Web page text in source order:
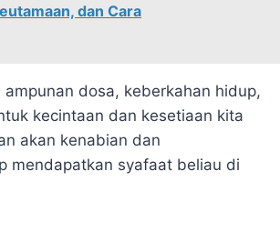
dan Cara
dosa, keberkahan hidup,
kecintaan dan kesetiaan kita
akan kenabian dan
mendapatkan syafaat beliau di